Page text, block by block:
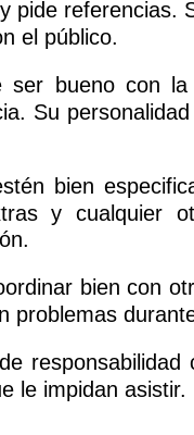
pide referencias.
el público.
bueno con
Su
bien
y cualquier
bien con
problemas
le impidan asistir.